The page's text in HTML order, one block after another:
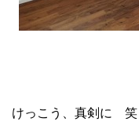
けっこう、真剣に 笑